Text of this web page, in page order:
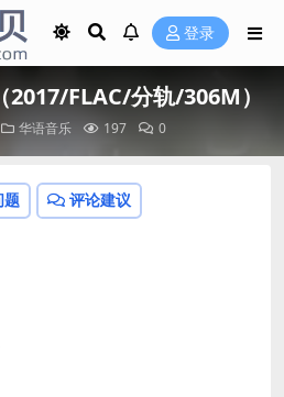
登录
FLAC/分轨/306M）
华语音乐 197 0
题 评论建议